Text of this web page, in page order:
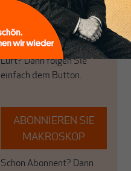
engen und verstaubten
Debattenräume.
Brauchen Sie auch frische
Luft? Dann folgen Sie
einfach dem Button.
ABONNIEREN SIE
MAKROSKOP
Schon Abonnent? Dann